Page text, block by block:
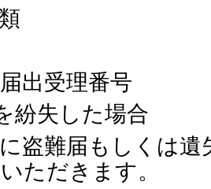
出受理番号
紛失した場合
盗難届もしくは
ただきます。